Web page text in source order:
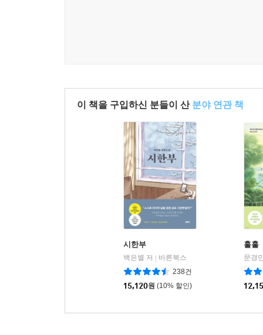
이 책을 구입하신 분들이 산 분야 연관 책
시한부
백은별 저
바른북스
238건
15,120원 (10% 할인)
훌훌
문경